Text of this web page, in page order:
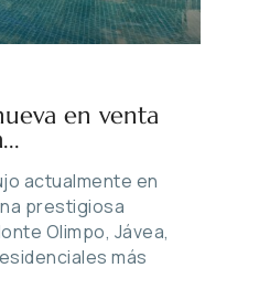
en venta
actualmente en
prestigiosa
Olimpo, Jávea,
más